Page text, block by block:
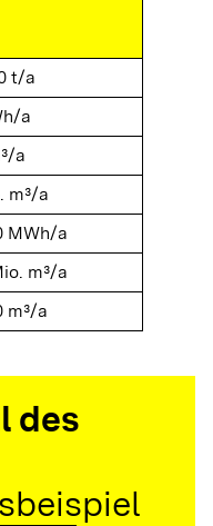
t/a
a
a
m³/a
MWh/a
m³/a
m³/a
des